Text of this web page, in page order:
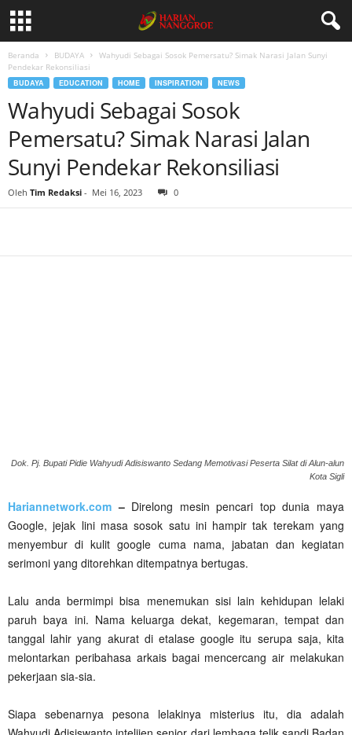
Beranda BUDAYA
Wahyudi Sebagai Sosok Pemersatu? Simak Narasi Jalan Sunyi
Pendekar Rekonsiliasi
BUDAYA EDUCATION HOME INSPIRATION NEWS
Wahyudi Sebagai Sosok
Pemersatu? Simak Narasi Jalan
Sunyi Pendekar Rekonsiliasi
Oleh Tim Redaksi - Mei 16, 2023 0
Dok. Pj. Bupati Pidie Wahyudi Adisiswanto Sedang Memotivasi Peserta Silat di Alun-alun
Kota Sigli
Hariannetwork.com –Direlong mesin pencari top dunia maya
Google, jejak lini masa sosok satu ini hampir tak terekam yang
menyembur di kulit google cuma nama, jabatan dan kegiatan
serimoni yang ditorehkan ditempatnya bertugas.
Lalu anda bermimpi bisa menemukan sisi lain kehidupan lelaki
paruh baya ini. Nama keluarga dekat, kegemaran, tempat dan
tanggal lahir yang akurat di etalase google itu serupa saja, kita
melontarkan peribahasa arkais bagai mencercang air melakukan
pekerjaan sia-sia.
Siapa sebenarnya pesona lelakinya misterius itu, dia adalah